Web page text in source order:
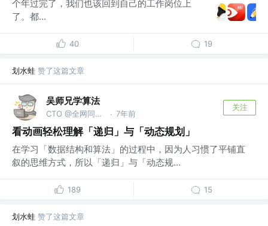
个年过完了，我们也该回到自己的工作岗位上
了。都...
40 19
划水蛙 赞了这篇文章
吴师兄学算法
CTO @全网同名：吴师兄学算法 · 7年前
关注
看动画轻松理解「递归」与「动态规划」
在学习「数据结构和算法」的过程中，因为人习惯了平铺直
叙的思维方式，所以「递归」与「动态规...
189 15
划水蛙 赞了这篇文章